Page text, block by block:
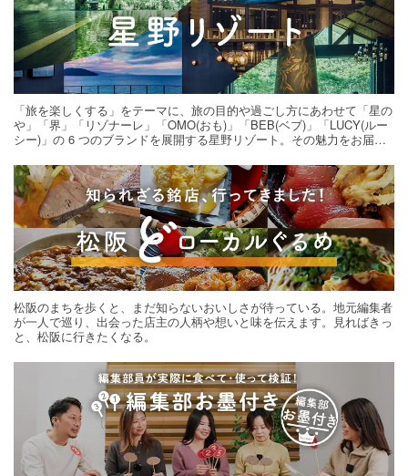
「旅を楽しくする」をテーマに、旅の目的や過ごし方にあわせて「星の
や」「界」「リゾナーレ」「OMO(おも)」「BEB(ベブ)」「LUCY(ルー
シー)」の 6 つのブランドを展開する星野リゾート。その魅力をお届け
松阪のまちを歩くと、まだ知らないおいしさが待っている。地元編集者
が一人で巡り、出会った店主の人柄や想いと味を伝えます。見ればきっ
と、松阪に行きたくなる。